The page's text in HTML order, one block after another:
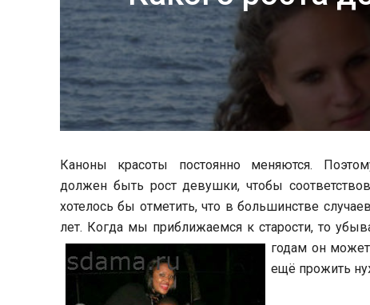
Каноны красоты постоянно меняются.
должен быть рост девушки, чтобы
хотелось бы отметить, что в большинстве
лет. Когда мы приближаемся к старости, то
годам он
ещё прожить